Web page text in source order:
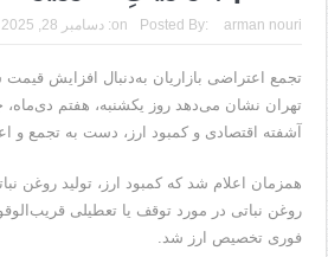
Posted By: arman nouri
on: دسامبر 28, 2025
تجمع اعتراضی بازاریان به‌دنبال افزایش
تهران نشان می‌دهد روز یکشنبه، هفتم
آشفته اقتصادی و کمبود ارز، دست به تجمع و
همزمان اعلام شد که کمبود ارز، تولید روغن
روغن نباتی در مورد توقف یا تعطیلی
فوری تخصیص ارز شد.